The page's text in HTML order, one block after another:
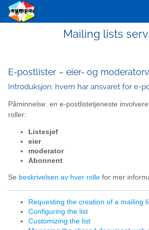
Mailing lists
E-postlister – eier- og
Introduksjon: hvem har ansvaret for e-
Påminnelse: en e-postlistetjeneste
roller:
Listesjef
eier
moderator
Abonnent
Se beskrivelsen av hver rolle for mer
Requesting the creation of a mailing
Configuring the list
Customizing the list